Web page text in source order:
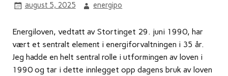
august 5, 2025 energipo
Energiloven, vedtatt av Stortinget 29. juni 1990, har
vært et sentralt element i energiforvaltningen i 35 år.
Jeg hadde en helt sentral rolle i utformingen av loven i
1990 og tar i dette innlegget opp dagens bruk av loven